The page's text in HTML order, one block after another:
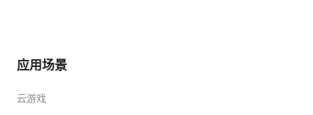
应用场景
云游戏